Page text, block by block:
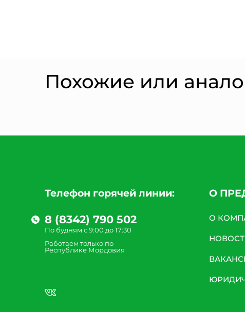
Похожие или
Телефон горячей линии:
8 (8342) 790 502
По будням с 9:00 до 17:30
Работаем только по
Республике Мордовия
О
О